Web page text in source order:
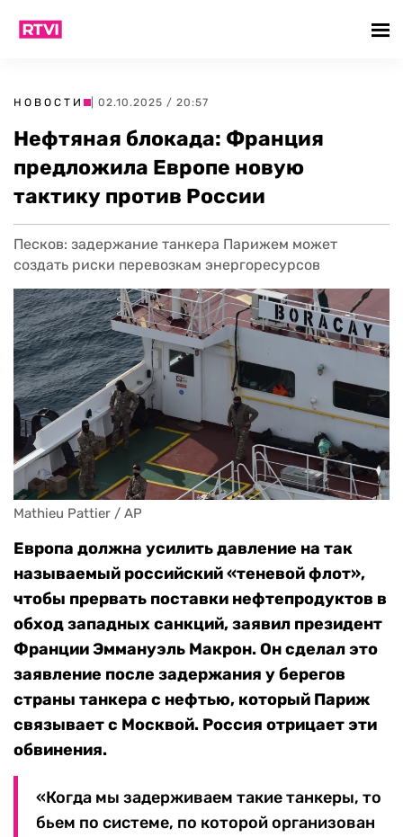
НОВОСТИ | 02.10.2025 / 20:57
Нефтяная блокада: Франция
предложила Европе новую
тактику против России
Песков: задержание танкера Парижем может
создать риски перевозкам энергоресурсов
Mathieu Pattier / AP
Европа должна усилить давление на так
называемый российский «теневой флот»,
чтобы прервать поставки нефтепродуктов в
обход западных санкций, заявил президент
Франции Эммануэль Макрон. Он сделал это
заявление после задержания у берегов
страны танкера с нефтью, который Париж
связывает с Москвой. Россия отрицает эти
обвинения.
«Когда мы задерживаем такие танкеры, то
бьем по системе, по которой организован